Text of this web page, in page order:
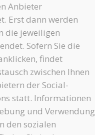
Anbieter
Erst dann werden
die jeweiligen
Sofern Sie die
findet
zwischen Ihnen
der Social-
statt. Informationen
und Verwendung
den sozialen